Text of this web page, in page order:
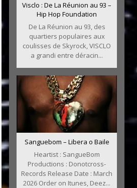
Visclo : De La Réunion au 93 –
Hip Hop Foundation
De La Réunion au 93, des
quartiers populaires aux
coulisses de Skyrock, VISCLO
a grandi entre déracin...
Sanguebom – Libera o Baile
Heartist : SangueBom
Productions : Donotcross-
Records Release Date : March
2026 Order on Itunes, Deez...